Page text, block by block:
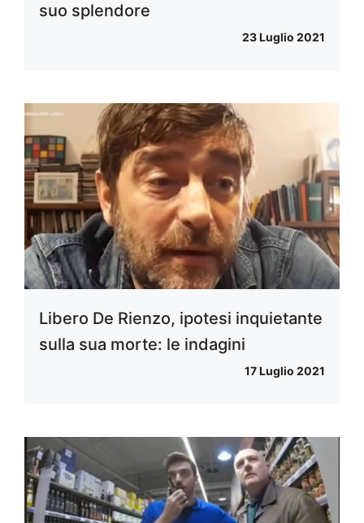
suo splendore
23 Luglio 2021
Libero De Rienzo, ipotesi inquietante
sulla sua morte: le indagini
17 Luglio 2021